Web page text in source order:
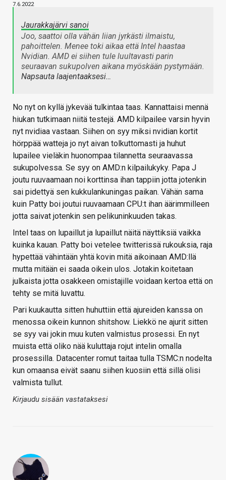
7.6.2022
Jaurakkajärvi sanoi
Joo, saattoi olla vähän liian jyrkästi ilmaistu,
pahoittelen. Menee toki aikaa että Intel haastaa
Nvidian. AMD ei siihen tule luultavasti parin
seuraavan sukupolven aikana myöskään pystymään.
Napsauta laajentaaksesi…
No nyt on kyllä jykevää tulkintaa taas. Kannattaisi mennä
hiukan tutkimaan niitä testejä. AMD kilpailee varsin hyvin
nyt nvidiaa vastaan. Siihen on syy miksi nvidian kortit
hörppää watteja jo nyt aivan tolkuttomasti ja huhut
lupailee vieläkin huonompaa tilannetta seuraavassa
sukupolvessa. Se syy on AMD:n kilpailukyky. Papa J
joutu ruuvaamaan noi korttinsa ihan tappiin jotta jotenkin
sai pidettyä sen kukkulankuningas paikan. Vähän sama
kuin Patty boi joutui ruuvaamaan CPU:t ihan äärimmilleen
jotta saivat jotenkin sen pelikuninkuuden takas.
Intel taas on lupaillut ja lupaillut näitä näyttiksiä vaikka
kuinka kauan. Patty boi vetelee twitterissä rukouksia, raja
hypettää vähintään yhtä kovin mitä aikoinaan AMD:llä
mutta mitään ei saada oikein ulos. Jotakin koitetaan
julkaista jotta osakkeen omistajille voidaan kertoa että on
tehty se mitä luvattu.
Pari kuukautta sitten huhuttiin että ajureiden kanssa on
menossa oikein kunnon shitshow. Liekkö ne ajurit sitten
se syy vai jokin muu kuten valmistus prosessi. En nyt
muista että oliko nää kuluttaja rojut intelin omalla
prosessilla. Datacenter romut taitaa tulla TSMC:n nodelta
kun omaansa eivät saanu siihen kuosiin että sillä olisi
valmista tullut.
Kirjaudu sisään vastataksesi